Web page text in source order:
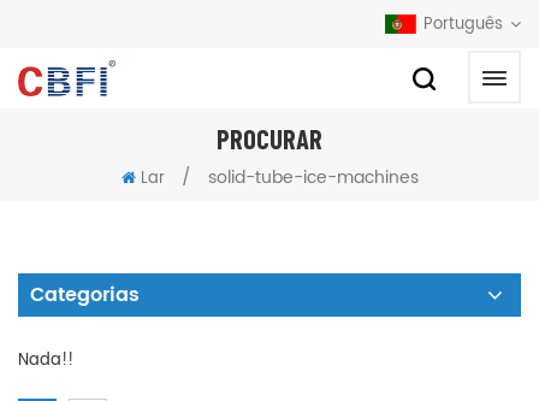
Português
PROCURAR
Lar / solid-tube-ice-machines
Categorias
Nada!!